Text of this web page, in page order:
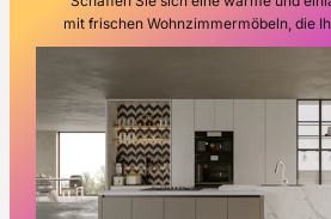
mit frischen Wohnzimmermöbeln, die